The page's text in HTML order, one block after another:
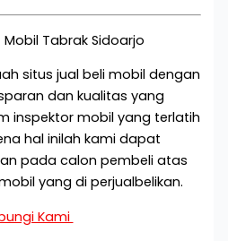
situs jual beli mobil dengan
dan kualitas yang
inspektor mobil yang terlatih
hal inilah kami dapat
pada calon pembeli atas
yang di perjualbelikan.
Kami